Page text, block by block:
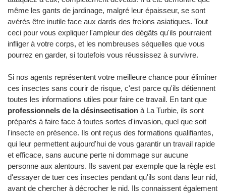
même les gants de jardinage, malgré leur épaisseur, se sont
avérés être inutile face aux dards des frelons asiatiques. Tout
ceci pour vous expliquer l'ampleur des dégâts qu'ils pourraient
infliger à votre corps, et les nombreuses séquelles que vous
pourrez en garder, si toutefois vous réussissez à survivre.
Si nos agents représentent votre meilleure chance pour éliminer
ces insectes sans courir de risque, c'est parce qu'ils détiennent
toutes les informations utiles pour faire ce travail. En tant que
professionnels de la désinsectisation à La Turbie, ils sont
préparés à faire face à toutes sortes d'invasion, quel que soit
l'insecte en présence. Ils ont reçus des formations qualifiantes,
qui leur permettent aujourd'hui de vous garantir un travail rapide
et efficace, sans aucune perte ni dommage sur aucune
personne aux alentours. Ils savent par exemple que la règle est
d'essayer de tuer ces insectes pendant qu'ils sont dans leur nid,
avant de chercher à décrocher le nid. Ils connaissent également